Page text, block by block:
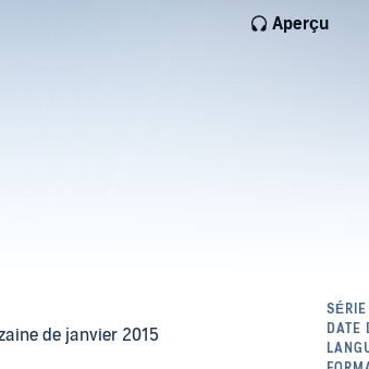
Aperçu
de janvier 2015